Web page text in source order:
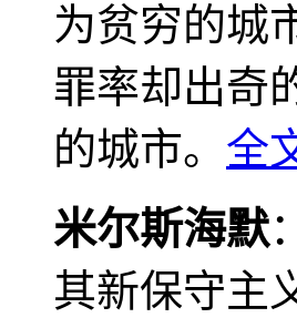
为贫穷的城
罪率却出奇
的城市。 全
米尔斯海默
其新保守主